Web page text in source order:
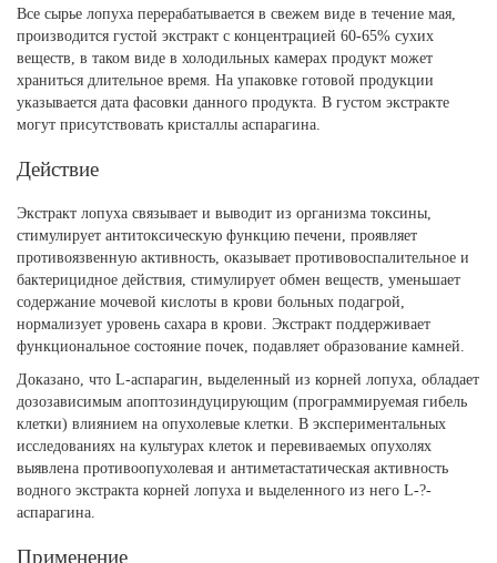
Все сырье лопуха перерабатывается в свежем виде в течение мая,
производится густой экстракт с концентрацией 60-65% сухих
веществ, в таком виде в холодильных камерах продукт может
храниться длительное время. На упаковке готовой продукции
указывается дата фасовки данного продукта. В густом экстракте
могут присутствовать кристаллы аспарагина.
Действие
Экстракт лопуха связывает и выводит из организма токсины,
стимулирует антитоксическую функцию печени, проявляет
противоязвенную активность, оказывает противовоспалительное и
бактерицидное действия, стимулирует обмен веществ, уменьшает
содержание мочевой кислоты в крови больных подагрой,
нормализует уровень сахара в крови. Экстракт поддерживает
функциональное состояние почек, подавляет образование камней.
Доказано, что L-аспарагин, выделенный из корней лопуха, обладает
дозозависимым апоптозиндуцирующим (программируемая гибель
клетки) влиянием на опухолевые клетки. В экспериментальных
исследованиях на культурах клеток и перевиваемых опухолях
выявлена противоопухолевая и антиметастатическая активность
водного экстракта корней лопуха и выделенного из него L-?-
аспарагина.
Применение